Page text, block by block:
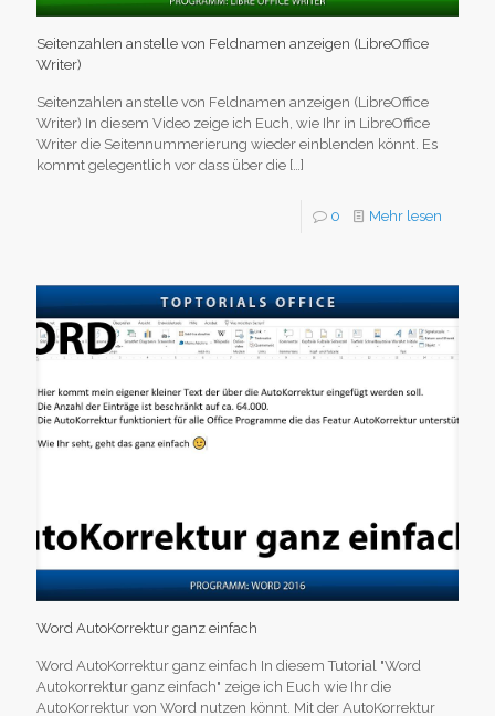
Seitenzahlen anstelle von Feldnamen anzeigen (LibreOffice
Writer)
Seitenzahlen anstelle von Feldnamen anzeigen (LibreOffice
Writer) In diesem Video zeige ich Euch, wie Ihr in LibreOffice
Writer die Seitennummerierung wieder einblenden könnt. Es
kommt gelegentlich vor dass über die […]
0 Mehr lesen
Word AutoKorrektur ganz einfach
Word AutoKorrektur ganz einfach In diesem Tutorial "Word
Autokorrektur ganz einfach" zeige ich Euch wie Ihr die
AutoKorrektur von Word nutzen könnt. Mit der AutoKorrektur